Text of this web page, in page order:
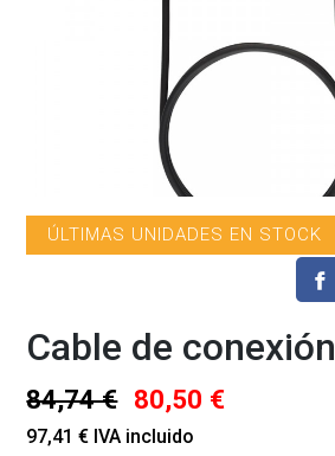
ÚLTIMAS UNIDADES EN STOCK
Cable de conexión
84,74 € 80,50 €
97,41 € IVA incluido